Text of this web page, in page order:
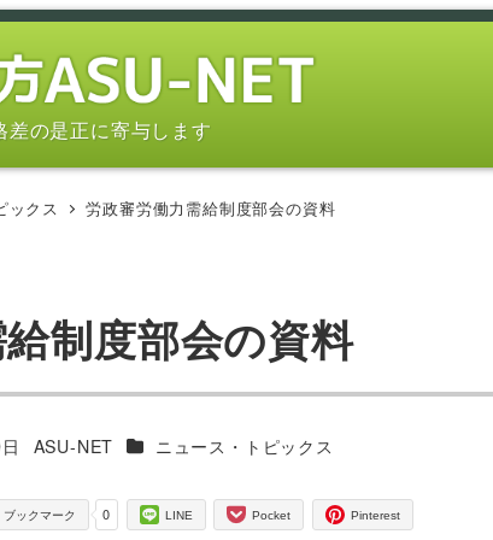
の是正に寄与します
ックス 労政審労働力需給制度部会の資料
制度部会の資料
著
ASU-NET カテゴリー
ニュース・トピックス
0
ブックマーク LINE Pocket Pinterest